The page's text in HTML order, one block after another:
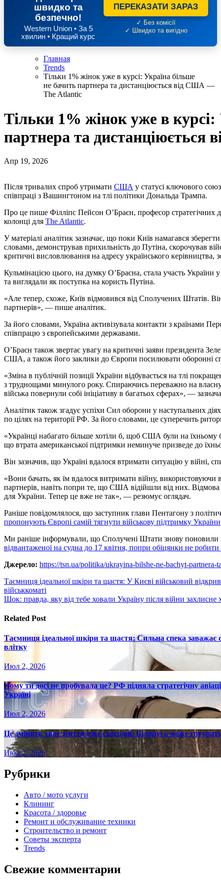
швидко та
безпечно!
Western Union • За 5
хвилин • Кращий курс
ПЕРЕКАЗАТИ ЗАРАЗ
✓ Без комісії
✓ Швидко та вигідно
Главная
Trends
Тільки 1% жінок уже в курсі: Україна більше
не бачить партнера та дистанціюється від США —
The Atlantic
Тільки 1% жінок уже в
партнера та
Апр 19, 2026
Після тривалих спроб утримати США у статусі ключового
співпраці з Вашингтоном на тлі політики Дональда Трампа.
Про це пише Філліпс Пейсон О’Браєн, професор стратегічних
колонці для The Atlantic.
У матеріалі аналітик зазначає, що поки Київ намагався
словами, демонстрував прихильність до Путіна, скорочував
критичні висловлювання на адресу українського
Кульмінацією цього, на думку О’Браєна, стала участь України
та виглядали як поступка на користь Путіна.
«Але тепер, схоже, Київ відмовився від Сполучених Штатів.
партнерів», — пише аналітик.
За його словами, Україна активізувала контакти з країнами
співпрацю з європейськими державами.
О’Браєн також звертає увагу на критичні заяви президента
США, а також його заклики до Європи посилювати оборонні
«Зміна в публічній позиції України відбувається на тлі
з труднощами минулого року. Спираючись переважно на власну
війська повернули собі ініціативу в багатьох сферах», —
Аналітик також згадує успіхи Сил оборони у наступальних
по цілях на території РФ. За його словами, це суперечить
«Українці набагато більше хотіли б, щоб США були на їхньому
що втрата американської підтримки неминуче призведе до
Він зазначив, що Україні вдалося втримати ситуацію у війні,
«Вони бачать, як їм вдалося витримати війну, використовуючи
партнерів, навіть попри те, що США відійшли від них.
для України. Тепер це вже не так», — резюмує оглядач.
Раніше повідомлялося, що заступник глави Пентагону з
пропонують Європі самій тягнути військову підтримку України
Ми раніше інформували, що Сполучені Штати знову поновили
відвантаженої на судна до 17 квітня, попри обіцянки не робити
Джерело: https://tsn.ua/politika/ukrayina-bilshe-ne-bachyt-
Навигация
по
Таємниця ідеальної шкіри та щастя: У Києві військовий
військкоматі
Шок: правда, яку від тебе ховали Україну після війни
Related Post
Таємниця ідеальної шкіри та щастя: Сильна спека
влітку
Июл 2, 2026
Чому ти досі не пробувала це? РФ підняла стратегічну
Україні
Июл 2, 2026
Це змінить твоє життя вже сьогодні: Білорусь може
Июл 2, 2026
Рубрики
Авто / мото услуги
Клининг
Красота / здоровье
Ремонт и обслуживание техники
Строительство и ремонт
Советы эксперта
Trends
Свежие комментарии